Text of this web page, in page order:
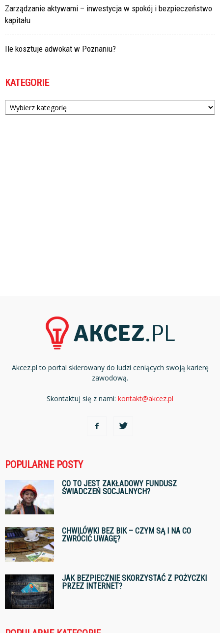
Zarządzanie aktywami – inwestycja w spokój i bezpieczeństwo
kapitału
Ile kosztuje adwokat w Poznaniu?
KATEGORIE
Kategorie
Akcez.pl to portal skierowany do ludzi ceniących swoją karierę
zawodową.
Skontaktuj się z nami: kontakt@akcez.pl
POPULARNE POSTY
CO TO JEST ZAKŁADOWY FUNDUSZ
ŚWIADCZEŃ SOCJALNYCH?
CHWILÓWKI BEZ BIK – CZYM SĄ I NA CO
ZWRÓCIĆ UWAGĘ?
JAK BEZPIECZNIE SKORZYSTAĆ Z POŻYCZKI
PRZEZ INTERNET?